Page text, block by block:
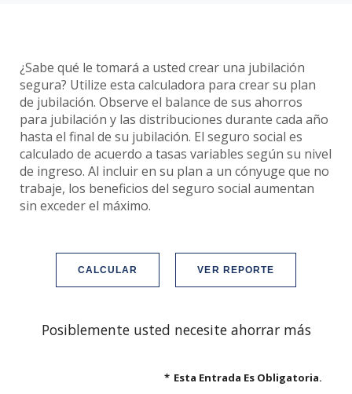
¿Sabe qué le tomará a usted crear una jubilación
segura? Utilize esta calculadora para crear su plan
de jubilación. Observe el balance de sus ahorros
para jubilación y las distribuciones durante cada año
hasta el final de su jubilación. El seguro social es
calculado de acuerdo a tasas variables según su nivel
de ingreso. Al incluir en su plan a un cónyuge que no
trabaje, los beneficios del seguro social aumentan
sin exceder el máximo.
Posiblemente usted necesite ahorrar más
* Esta Entrada Es Obligatoria.